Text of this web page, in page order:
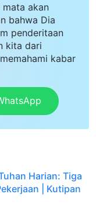
mata akan
bahwa Dia
penderitaan
kita dari
kabar
Harian: Tiga
| Kutipan